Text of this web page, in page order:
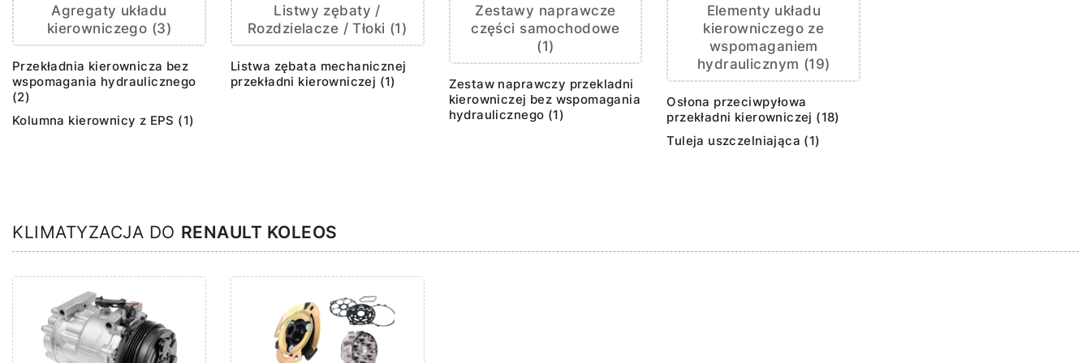
Agregaty układu
kierowniczego (3)
Przekładnia kierownicza bez
wspomagania hydraulicznego
(2)
Kolumna kierownicy z EPS (1)
Listwy zębaty /
Rozdzielacze / Tłoki (1)
Listwa zębata mechanicznej
przekładni kierowniczej (1)
Zestawy naprawcze
części samochodowe
(1)
Zestaw naprawczy przekladni
kierowniczej bez wspomagania
hydraulicznego (1)
Elementy układu
kierowniczego ze
wspomaganiem
hydraulicznym (19)
Osłona przeciwpyłowa
przekładni kierowniczej (18)
Tuleja uszczelniająca (1)
KLIMATYZACJA DO RENAULT KOLEOS